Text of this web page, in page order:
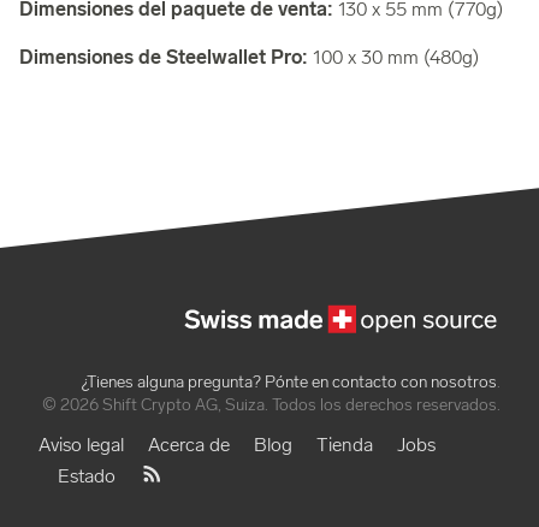
Dimensiones del paquete de venta: 130 x 55 mm (770g)
Dimensiones de Steelwallet Pro: 100 x 30 mm (480g)
¿Tienes alguna pregunta? Pónte en contacto con nosotros.
© 2026 Shift Crypto AG, Suiza. Todos los derechos reservados.
Aviso legal Acerca de Blog Tienda
Jobs
Estado